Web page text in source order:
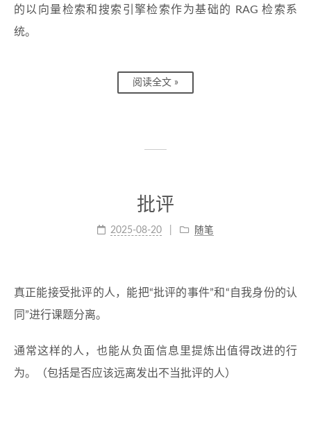
的以向量检索和搜索引擎检索作为基础的 RAG 检索系
统。
阅读全文 »
批评
2025-08-20 随笔
真正能接受批评的人，能把“批评的事件”和“自我身份的认
同”进行课题分离。
通常这样的人，也能从负面信息里提炼出值得改进的行
为。（包括是否应该远离发出不当批评的人）